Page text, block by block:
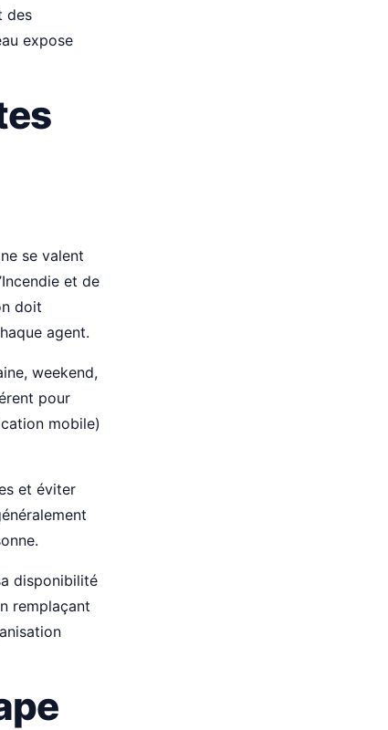
des
expose
se valent
et de
doit
agent.
weekend,
pour
mobile)
et éviter
disponibilité
remplaçant